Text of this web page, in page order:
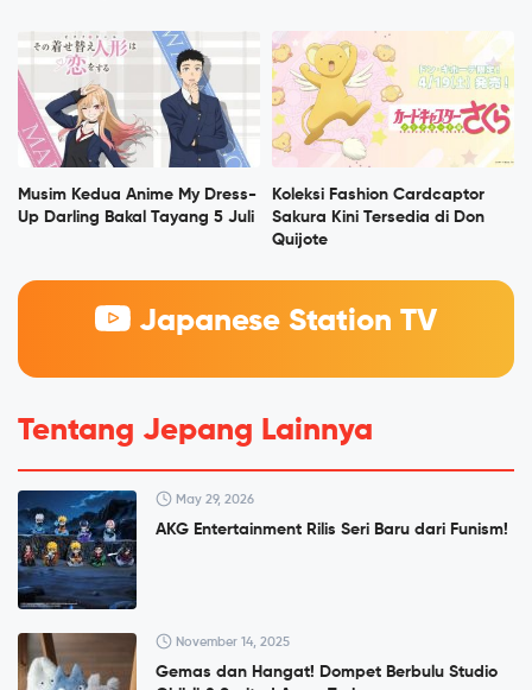
Musim Kedua Anime My Dress-
Up Darling Bakal Tayang 5 Juli
Koleksi Fashion Cardcaptor
Sakura Kini Tersedia di Don
Quijote
Japanese Station TV
Tentang Jepang Lainnya
May 29, 2026
AKG Entertainment Rilis Seri Baru dari Funism!
November 14, 2025
Gemas dan Hangat! Dompet Berbulu Studio